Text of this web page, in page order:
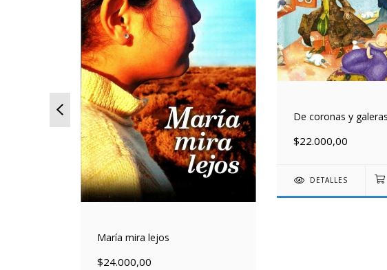
María mira lejos
$24.000,00
De coronas y
$22.000,00
DETALLES